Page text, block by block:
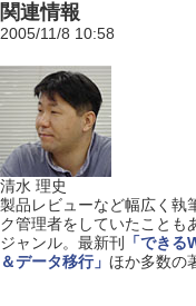
関連情報
2005/11/8 10:58
清水 理史
製品レビューなど幅広く執
ク管理者をしていたことも
ジャンル。最新刊
「でき
＆データ移行」 ほか多数の